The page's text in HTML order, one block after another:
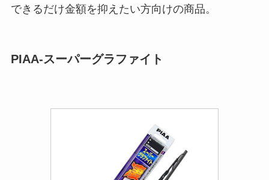
できるだけ金額を抑えたい方向けの商品。
PIAA-スーパーグラファイト